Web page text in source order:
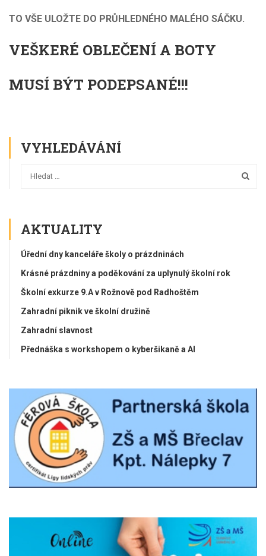
TO VŠE ULOŽTE DO PRŮHLEDNÉHO MALÉHO SÁČKU.
VEŠKERÉ OBLEČENÍ A BOTY
MUSÍ BÝT PODEPSANÉ!!!
VYHLEDÁVÁNÍ
AKTUALITY
Úřední dny kanceláře školy o prázdninách
Krásné prázdniny a poděkování za uplynulý školní rok
Školní exkurze 9.A v Rožnově pod Radhoštěm
Zahradní piknik ve školní družině
Zahradní slavnost
Přednáška s workshopem o kyberšikaně a AI